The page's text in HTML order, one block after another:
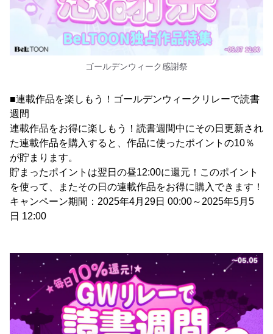
ゴールデンウィーク感謝祭
■連載作品を楽しもう！ゴールデンウィークリレーで読書
週間
連載作品をお得に楽しもう！読書週間中にその日更新され
た連載作品を購入すると、作品に使ったポイントの10％
が貯まります。
貯まったポイントは翌日の昼12:00に還元！このポイント
を使って、またその日の連載作品をお得に購入できます！
キャンペーン期間：2025年4月29日 00:00～2025年5月5
日 12:00